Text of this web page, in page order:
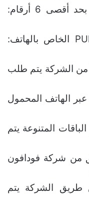
خدمة الاحتفاظ بالمكالمات بحد أقصى 6 أرقام:
لمعرفة رقم الباك أو ال PUK الخاص بالهاتف:
من الشركة يتم طلب
عبر الهاتف المحمول
المتنوعة يتم
من شركة فودافون
الشركة يتم